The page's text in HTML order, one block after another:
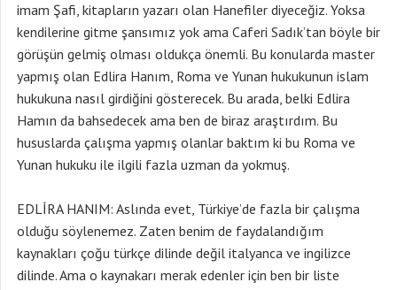
imam Şafi, kitapların yazarı olan Hanefiler diyeceğiz. Yoksa
kendilerine gitme şansımız yok ama Caferi Sadık’tan böyle bir
görüşün gelmiş olması oldukça önemli. Bu konularda master
yapmış olan Edlira Hanım, Roma ve Yunan hukukunun islam
hukukuna nasıl girdiğini gösterecek. Bu arada, belki Edlira
Hamın da bahsedecek ama ben de biraz araştırdım. Bu
hususlarda çalışma yapmış olanlar baktım ki bu Roma ve
Yunan hukuku ile ilgili fazla uzman da yokmuş.
EDLİRA HANIM: Aslında evet, Türkiye’de fazla bir çalışma
olduğu söylenemez. Zaten benim de faydalandığım
kaynakları çoğu türkçe dilinde değil italyanca ve ingilizce
dilinde. Ama o kaynakarı merak edenler için ben bir liste